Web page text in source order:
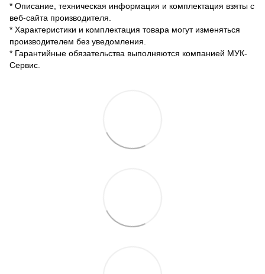
* Описание, техническая информация и комплектация взяты с
веб-сайта производителя.
* Характеристики и комплектация товара могут изменяться
производителем без уведомления.
* Гарантийные обязательства выполняются компанией МУК-
Сервис.